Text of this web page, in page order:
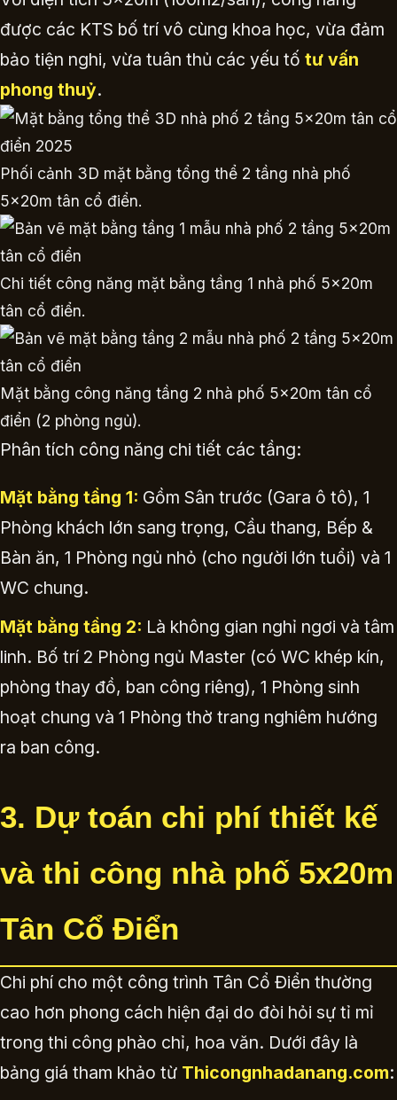
được các KTS bố trí vô cùng khoa học, vừa đảm
bảo tiện nghi, vừa tuân thủ các yếu tố tư vấn
phong thuỷ.
Phối cảnh 3D mặt bằng tổng thể 2 tầng nhà phố
5x20m tân cổ điển.
Chi tiết công năng mặt bằng tầng 1 nhà phố 5x20m
tân cổ điển.
Mặt bằng công năng tầng 2 nhà phố 5x20m tân cổ
điển (2 phòng ngủ).
Phân tích công năng chi tiết các tầng:
Mặt bằng tầng 1: Gồm Sân trước (Gara ô tô), 1
Phòng khách lớn sang trọng, Cầu thang, Bếp &
Bàn ăn, 1 Phòng ngủ nhỏ (cho người lớn tuổi) và 1
WC chung.
Mặt bằng tầng 2: Là không gian nghỉ ngơi và tâm
linh. Bố trí 2 Phòng ngủ Master (có WC khép kín,
phòng thay đồ, ban công riêng), 1 Phòng sinh
hoạt chung và 1 Phòng thờ trang nghiêm hướng
ra ban công.
3. Dự toán chi phí thiết kế
và thi công nhà phố 5x20m
Tân Cổ Điển
Chi phí cho một công trình Tân Cổ Điển thường
cao hơn phong cách hiện đại do đòi hỏi sự tỉ mỉ
trong thi công phào chỉ, hoa văn. Dưới đây là
bảng giá tham khảo từ Thicongnhadanang.com: